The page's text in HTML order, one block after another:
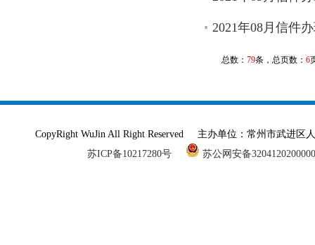
2021年08月信件
总数： 79条，总页数： 6
CopyRight WuJin All Right Reserved 主办单位：常州市武进
苏ICP备10217280号
苏公网安备